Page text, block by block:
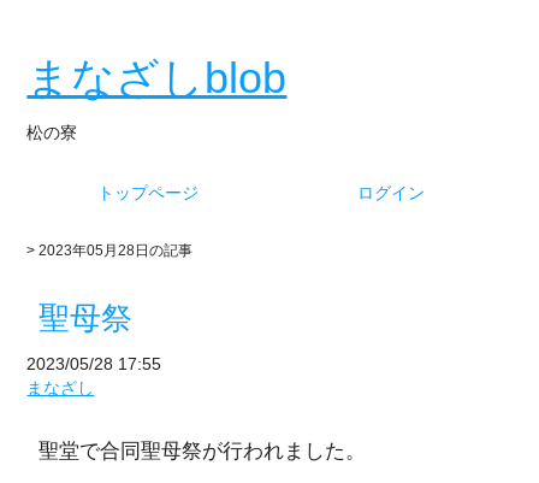
まなざしblob
松の寮
トップページ ログイン
> 2023年05月28日の記事
聖母祭
2023/05/28 17:55
まなざし
聖堂で合同聖母祭が行われました。